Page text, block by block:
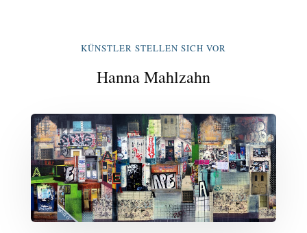
KÜNSTLER STELLEN SICH VOR
Hanna Mahlzahn